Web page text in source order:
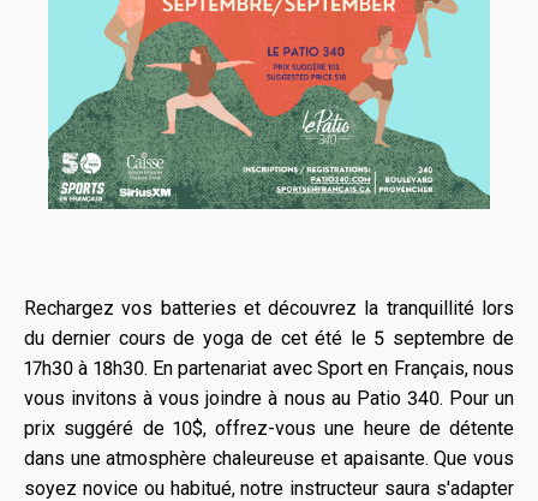
Rechargez vos batteries et découvrez la tranquillité lors
du dernier cours de yoga de cet été le 5 septembre de
17h30 à 18h30. En partenariat avec Sport en Français, nous
vous invitons à vous joindre à nous au Patio 340. Pour un
prix suggéré de 10$, offrez-vous une heure de détente
dans une atmosphère chaleureuse et apaisante. Que vous
soyez novice ou habitué, notre instructeur saura s'adapter